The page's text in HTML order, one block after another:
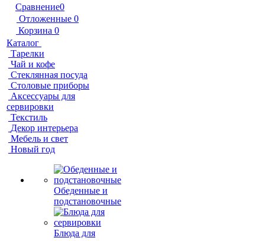
Сравнение0
Отложенные 0
Корзина 0
Каталог
Тарелки
Чай и кофе
Стеклянная посуда
Столовые приборы
Аксессуары для
сервировки
Текстиль
Декор интерьера
Мебель и свет
Новый год
Обеденные и
подстановочные
Блюда для